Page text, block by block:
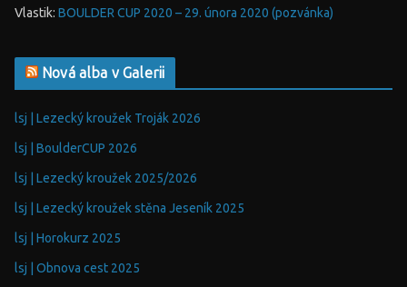
Vlastik: BOULDER CUP 2020 – 29. února 2020 (pozvánka)
Nová alba v Galerii
lsj | Lezecký kroužek Troják 2026
lsj | BoulderCUP 2026
lsj | Lezecký kroužek 2025/2026
lsj | Lezecký kroužek stěna Jeseník 2025
lsj | Horokurz 2025
lsj | Obnova cest 2025